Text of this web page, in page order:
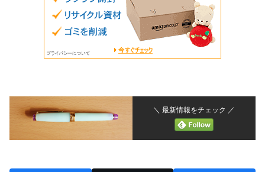
＼ 最新情報をチェック ／